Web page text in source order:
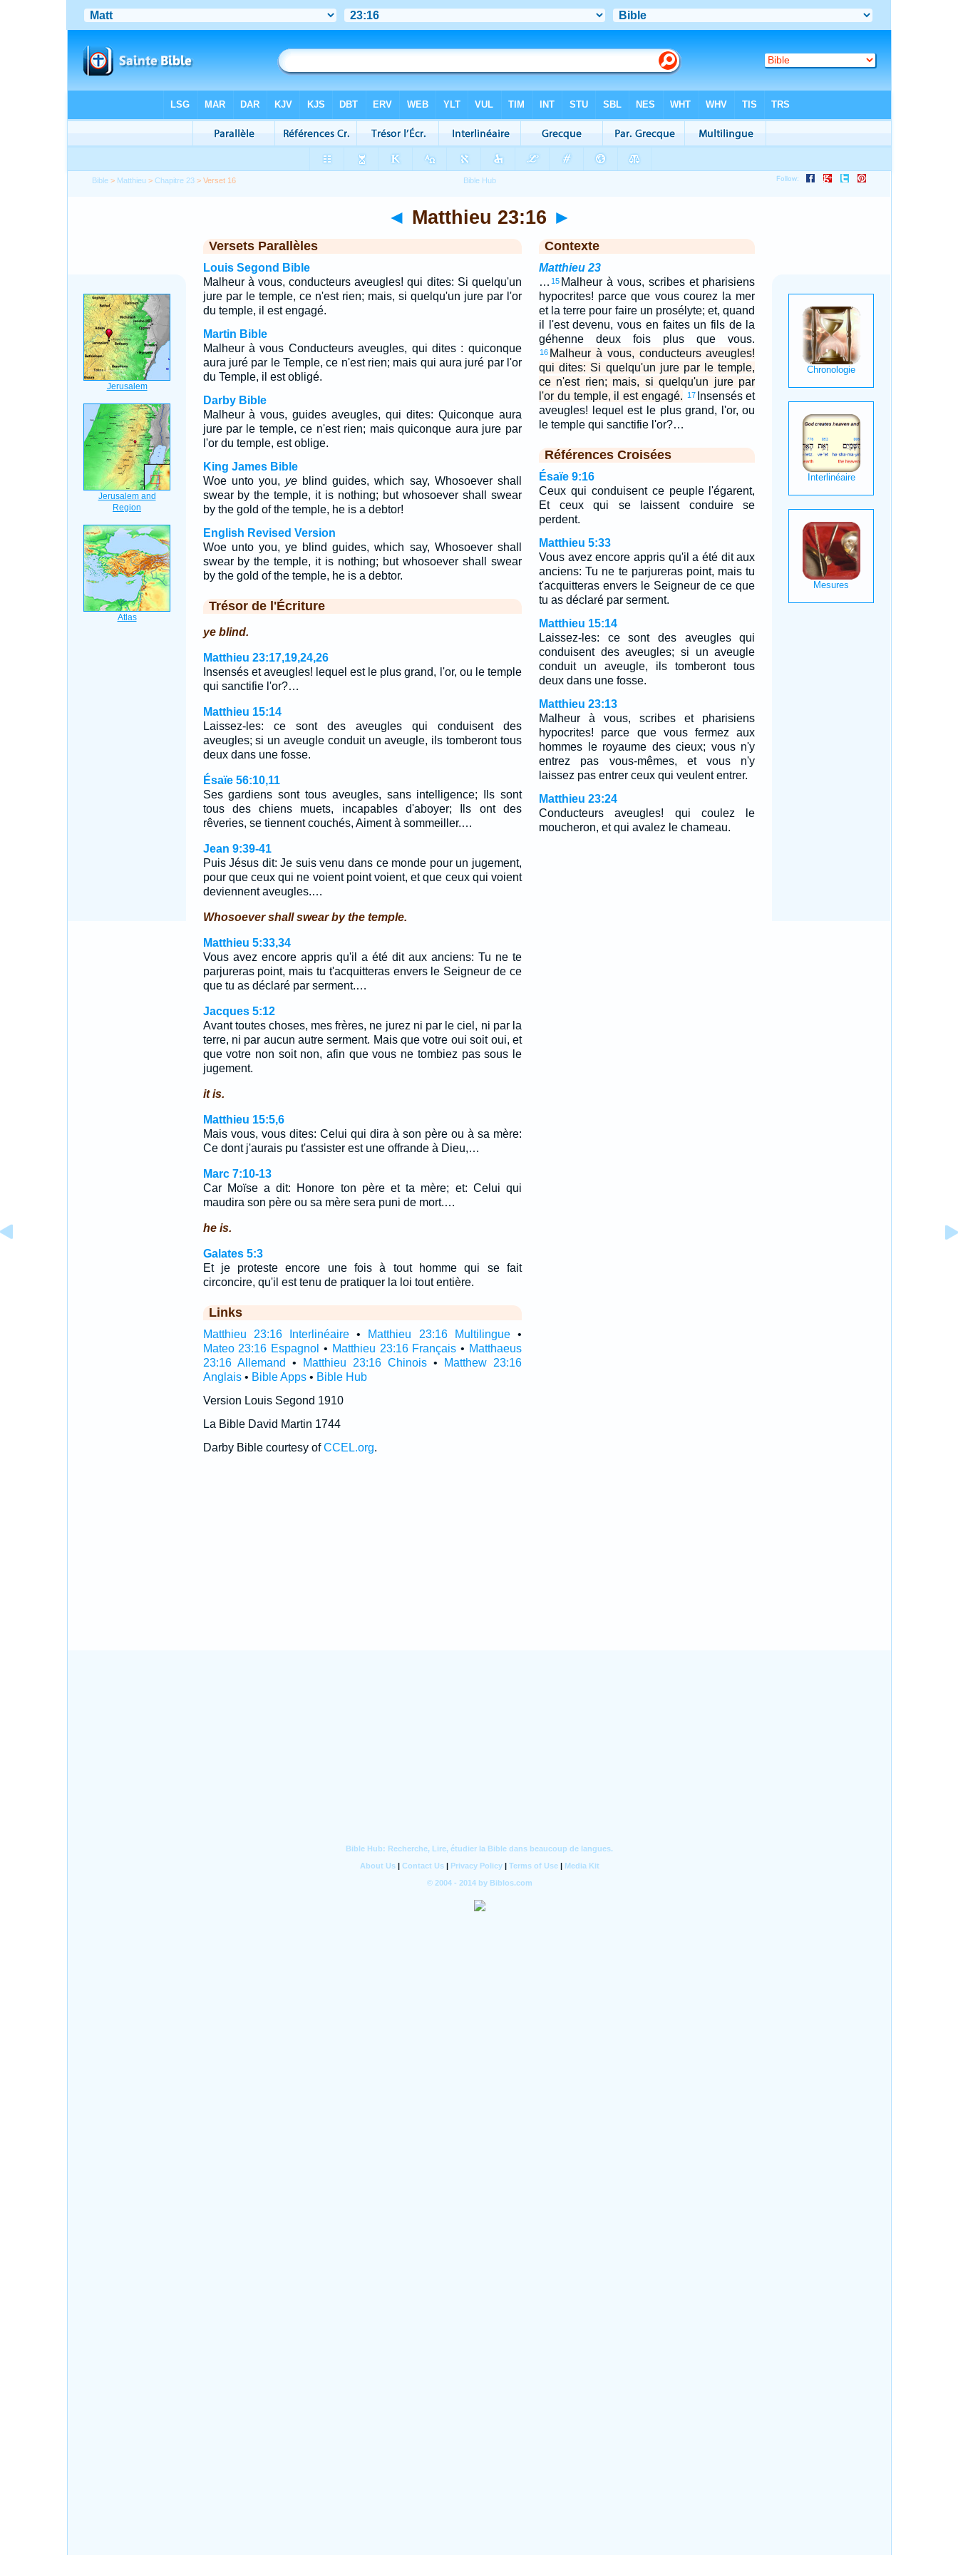
Bible > Matthieu >Chapitre 23 > Verset 16
◄ Matthieu 23:16 ►
Versets Parallèles
Louis Segond Bible
Malheur à vous, conducteurs aveugles! qui dites: Si quelqu'un
jure par le temple, ce n'est rien; mais, si quelqu'un jure par l'or
du temple, il est engagé.
Martin Bible
Malheur à vous Conducteurs aveugles, qui dites : quiconque
aura juré par le Temple, ce n'est rien; mais qui aura juré par l'or
du Temple, il est obligé.
Darby Bible
Malheur à vous, guides aveugles, qui dites: Quiconque aura
jure par le temple, ce n'est rien; mais quiconque aura jure par
l'or du temple, est oblige.
King James Bible
Woe unto you, yeblind guides, which say, Whosoever shall
swear by the temple, it is nothing; but whosoever shall swear
by the gold of the temple, he is a debtor!
English Revised Version
Woe unto you, ye blind guides, which say, Whosoever shall
swear by the temple, it is nothing; but whosoever shall swear
by the gold of the temple, he is a debtor.
Trésor de l'Écriture
ye blind.
Matthieu 23:17,19,24,26
Insensés et aveugles! lequel est le plus grand, l'or, ou le temple
qui sanctifie l'or?…
Matthieu 15:14
Laissez-les: ce sont des aveugles qui conduisent des
aveugles; si un aveugle conduit un aveugle, ils tomberont tous
deux dans une fosse.
Ésaïe 56:10,11
Ses gardiens sont tous aveugles, sans intelligence; Ils sont
tous des chiens muets, incapables d'aboyer; Ils ont des
rêveries, se tiennent couchés, Aiment à sommeiller.…
Jean 9:39-41
Puis Jésus dit: Je suis venu dans ce monde pour un jugement,
pour que ceux qui ne voient point voient, et que ceux qui voient
deviennent aveugles.…
Whosoever shall swear by the temple.
Matthieu 5:33,34
Vous avez encore appris qu'il a été dit aux anciens: Tu ne te
parjureras point, mais tu t'acquitteras envers le Seigneur de ce
que tu as déclaré par serment.…
Jacques 5:12
Avant toutes choses, mes frères, ne jurez ni par le ciel, ni par la
terre, ni par aucun autre serment. Mais que votre oui soit oui, et
que votre non soit non, afin que vous ne tombiez pas sous le
jugement.
it is.
Matthieu 15:5,6
Mais vous, vous dites: Celui qui dira à son père ou à sa mère:
Ce dont j'aurais pu t'assister est une offrande à Dieu,…
Marc 7:10-13
Car Moïse a dit: Honore ton père et ta mère; et: Celui qui
maudira son père ou sa mère sera puni de mort.…
he is.
Galates 5:3
Et je proteste encore une fois à tout homme qui se fait
circoncire, qu'il est tenu de pratiquer la loi tout entière.
Links
Matthieu 23:16 Interlinéaire• Matthieu 23:16 Multilingue•
Mateo 23:16 Espagnol • Matthieu 23:16 Français • Matthaeus
23:16 Allemand • Matthieu 23:16 Chinois•
Matthew 23:16
Anglais• Bible Apps• Bible Hub
Version Louis Segond 1910
La Bible David Martin 1744
Darby Bible courtesy ofCCEL.org.
Contexte
Matthieu 23
… 15 Malheur à vous, scribes et pharisiens
hypocrites! parce que vous courez la mer
et la terre pour faire un prosélyte; et, quand
il l'est devenu, vous en faites un fils de la
géhenne deux fois plus que vous.
16 Malheur à vous, conducteurs aveugles!
qui dites: Si quelqu'un jure par le temple,
ce n'est rien; mais, si quelqu'un jure par
l'or du temple, il est engagé.
17
Insensés et
aveugles! lequel est le plus grand, l'or, ou
le temple qui sanctifie l'or?…
Références Croisées
Ésaïe 9:16
Ceux qui conduisent ce peuple l'égarent,
Et ceux qui se laissent conduire se
perdent.
Matthieu 5:33
Vous avez encore appris qu'il a été dit aux
anciens: Tu ne te parjureras point, mais tu
t'acquitteras envers le Seigneur de ce que
tu as déclaré par serment.
Matthieu 15:14
Laissez-les: ce sont des aveugles qui
conduisent des aveugles; si un aveugle
conduit un aveugle, ils tomberont tous
deux dans une fosse.
Matthieu 23:13
Malheur à vous, scribes et pharisiens
hypocrites! parce que vous fermez aux
hommes le royaume des cieux; vous n'y
entrez pas vous-mêmes, et vous n'y
laissez pas entrer ceux qui veulent entrer.
Matthieu 23:24
Conducteurs aveugles! qui coulez le
moucheron, et qui avalez le chameau.